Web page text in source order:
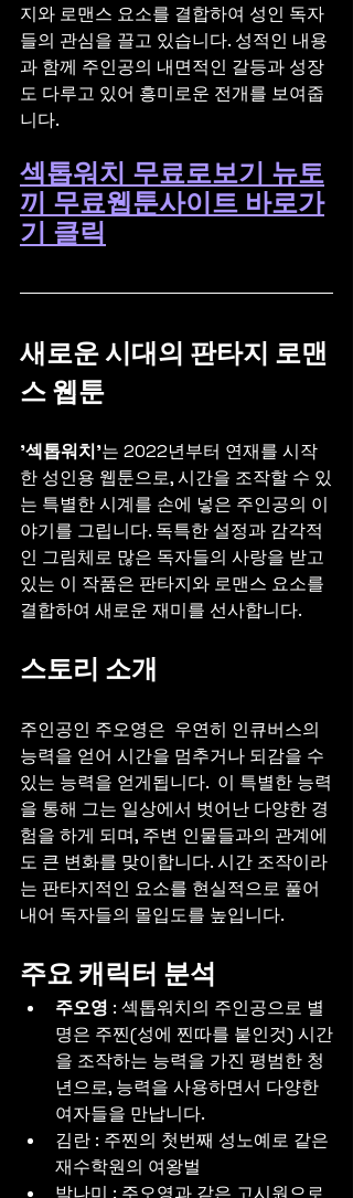
지와 로맨스 요소를 결합하여 성인 독자
들의 관심을 끌고 있습니다. 성적인 내용
과 함께 주인공의 내면적인 갈등과 성장
도 다루고 있어 흥미로운 전개를 보여줍
니다.
섹톱워치 무료로보기 뉴토
끼 무료웹툰사이트 바로가
기 클릭
새로운 시대의 판타지 로맨
스 웹툰
'섹톱워치'는 2022년부터 연재를 시작
한 성인용 웹툰으로, 시간을 조작할 수 있
는 특별한 시계를 손에 넣은 주인공의 이
야기를 그립니다. 독특한 설정과 감각적
인 그림체로 많은 독자들의 사랑을 받고
있는 이 작품은 판타지와 로맨스 요소를
결합하여 새로운 재미를 선사합니다.
스토리 소개
주인공인 주오영은  우연히 인큐버스의
능력을 얻어 시간을 멈추거나 되감을 수
있는 능력을 얻게됩니다.  이 특별한 능력
을 통해 그는 일상에서 벗어난 다양한 경
험을 하게 되며, 주변 인물들과의 관계에
도 큰 변화를 맞이합니다. 시간 조작이라
는 판타지적인 요소를 현실적으로 풀어
내어 독자들의 몰입도를 높입니다.
주요 캐릭터 분석
주오영 : 섹톱워치의 주인공으로 별
명은 주찐(성에 찐따를 붙인것) 시간
을 조작하는 능력을 가진 평범한 청
년으로, 능력을 사용하면서 다양한
여자들을 만납니다.
김란 : 주찐의 첫번째 성노예로 같은
재수학원의 여왕벌
박나미 : 주오영과 같은 고시원으로